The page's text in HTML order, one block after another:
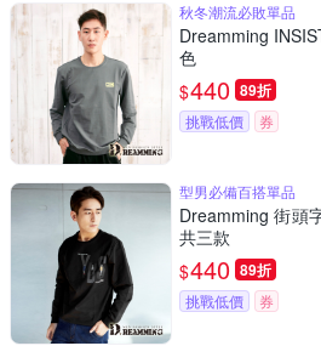
秋冬潮流必敗單品
Dreamming
色
$440 89折
挑戰低價 券
型男必備百搭單品
Dreamming 街頭
共三款
$440 89折
挑戰低價 券